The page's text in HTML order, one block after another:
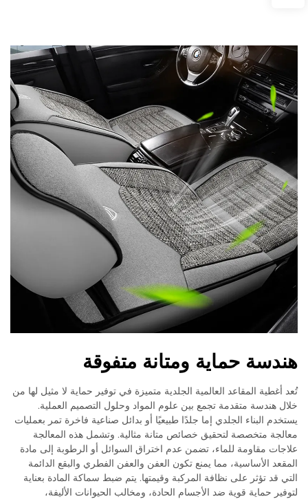
هندسة حماية ومتانة متفوقة
تُعد أغطية المقاعد العالمية الجلدية متميزة في توفير حماية لا مثيل لها من
خلال هندسة متقدمة تجمع بين علوم المواد وحلول التصميم العملية.
يستخدم البناء الجلدي إما جلدًا طبيعيًا أو بدائل صناعية فاخرة تمر بعمليات
معالجة متخصصة لتحقيق خصائص متانة مثالية. وتشمل هذه المعالجة
علاجات مقاومة للماء، تضمن عدم اختراق السوائل أو الرطوبة إلى مادة
المقعد الأساسية، مما يمنع تكون العفن والعفن الفطري والبقع الدائمة
التي قد تؤثر على نظافة المركبة وقيمتها. يتم ضبط سماكة المادة بعناية
لتوفير حماية قوية ضد الأجسام الحادة، ومخالب الحيوانات الأليفة،